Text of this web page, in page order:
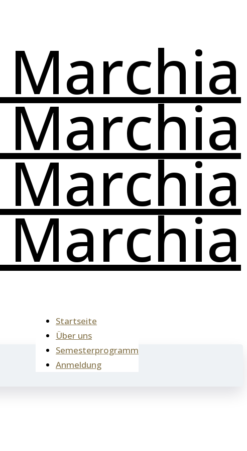
Startseite
Über uns
Semesterprogramm
Anmeldung